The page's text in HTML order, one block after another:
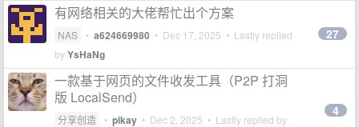
有网络相关的大佬帮忙出个方案
NAS • a624669980 • Dec 17, 2025 • Lastly replied
byYsHaNg
27
一款基于网页的文件收发工具（P2P 打洞
版 LocalSend）
分享创造 • pikay • Dec 2, 2025 • Lastly replied by
4